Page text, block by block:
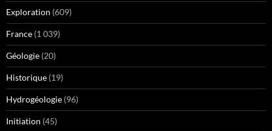
Exploration (609)
France (1 039)
Géologie (20)
Historique (19)
Hydrogéologie (96)
Initiation (45)